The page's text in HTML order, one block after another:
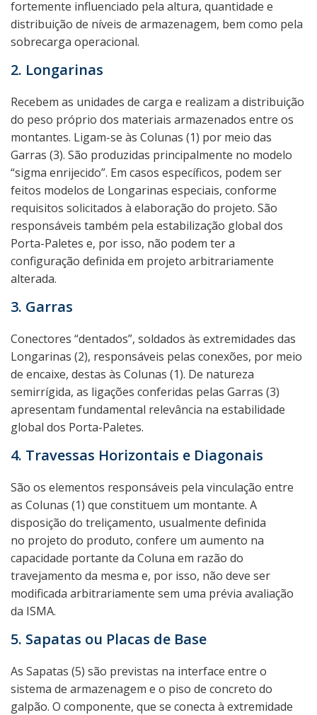
fortemente influenciado pela altura, quantidade e
distribuição de níveis de armazenagem, bem como pela
sobrecarga operacional.
2. Longarinas
Recebem as unidades de carga e realizam a distribuição
do peso próprio dos materiais armazenados entre os
montantes. Ligam-se às Colunas (1) por meio das
Garras (3). São produzidas principalmente no modelo
“sigma enrijecido”. Em casos específicos, podem ser
feitos modelos de Longarinas especiais, conforme
requisitos solicitados à elaboração do projeto. São
responsáveis também pela estabilização global dos
Porta-Paletes e, por isso, não podem ter a
configuração definida em projeto arbitrariamente
alterada.
3. Garras
Conectores “dentados”, soldados às extremidades das
Longarinas (2), responsáveis pelas conexões, por meio
de encaixe, destas às Colunas (1). De natureza
semirrígida, as ligações conferidas pelas Garras (3)
apresentam fundamental relevância na estabilidade
global dos Porta-Paletes.
4. Travessas Horizontais e Diagonais
São os elementos responsáveis pela vinculação entre
as Colunas (1) que constituem um montante. A
disposição do treliçamento, usualmente definida
no projeto do produto, confere um aumento na
capacidade portante da Coluna em razão do
travejamento da mesma e, por isso, não deve ser
modificada arbitrariamente sem uma prévia avaliação
da ISMA.
5. Sapatas ou Placas de Base
As Sapatas (5) são previstas na interface entre o
sistema de armazenagem e o piso de concreto do
galpão. O componente, que se conecta à extremidade